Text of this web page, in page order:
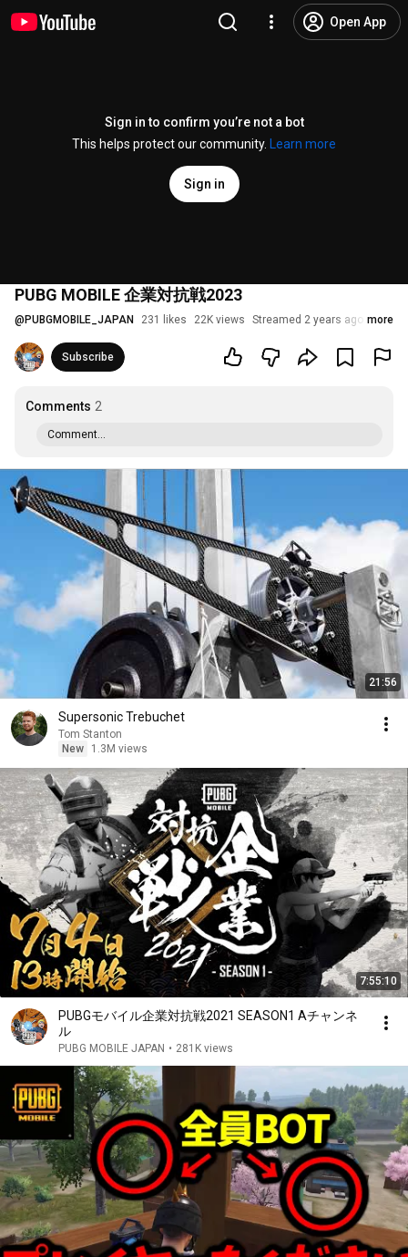
Open App
Sign in to confirm you’re not a bot
This helps protect our community.
Learn more
Sign in
PUBG MOBILE 企業対抗戦2023
@ PUBGMOBILE_JAPAN 231 likes 22K views Streamed 2 years ago more
Subscribe
Comments 2
Comment...
21:56
Supersonic Trebuchet
Tom Stanton
New
1.3M views
7:55:10
PUBGモバイル企業対抗戦2021 SEASON1 Aチャンネ
ル
PUBG MOBILE JAPAN • 281K views